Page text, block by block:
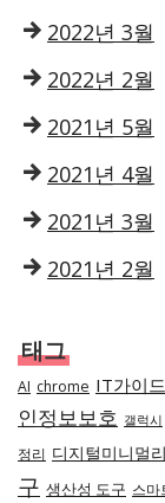
2022년 3월
2022년 2월
2021년 5월
2021년 4월
2021년 3월
2021년 2월
태그
AI chrome IT가이드
인정보보호 갤럭시
정리 디지털미니멀
구 생산성 도구 스마